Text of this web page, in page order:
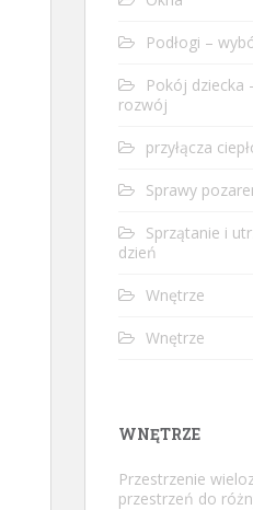
Podłogi –
Pokój dziecka
rozwój
przyłącza
Sprawy
Sprzątanie i
dzień
Wnętrze
Wnętrze
WNĘTRZE
Przestrzenie
przestrzeń do